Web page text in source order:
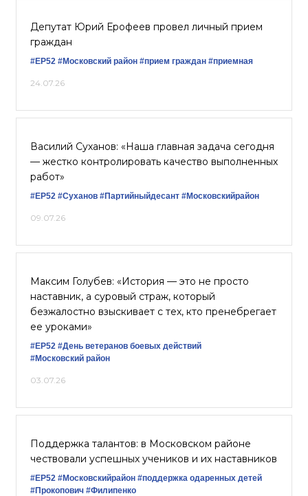
Депутат Юрий Ерофеев провел личный прием
граждан
#ЕР52 #Московский район #прием граждан #приемная
24.07.26
Василий Суханов: «Наша главная задача сегодня
— жестко контролировать качество выполненных
работ»
#ЕР52 #Суханов #Партийныйдесант #Московскийрайон
09.07.26
Максим Голубев: «История — это не просто
наставник, а суровый страж, который
безжалостно взыскивает с тех, кто пренебрегает
ее уроками»
#ЕР52 #День ветеранов боевых действий
#Московский район
03.07.26
Поддержка талантов: в Московском районе
чествовали успешных учеников и их наставников
#ЕР52 #Московскийрайон #поддержка одаренных детей
#Прокопович #Филипенко